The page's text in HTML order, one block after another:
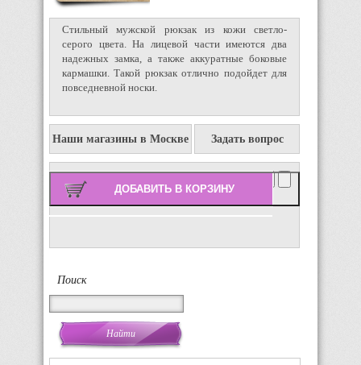
Стильный мужской рюкзак из кожи светло-
серого цвета. На лицевой части имеются два
надежных замка, а также аккуратные боковые
кармашки. Такой рюкзак отлично подойдет для
повседневной носки.
Наши магазины в Москве Задать вопрос
Количество:
Поиск